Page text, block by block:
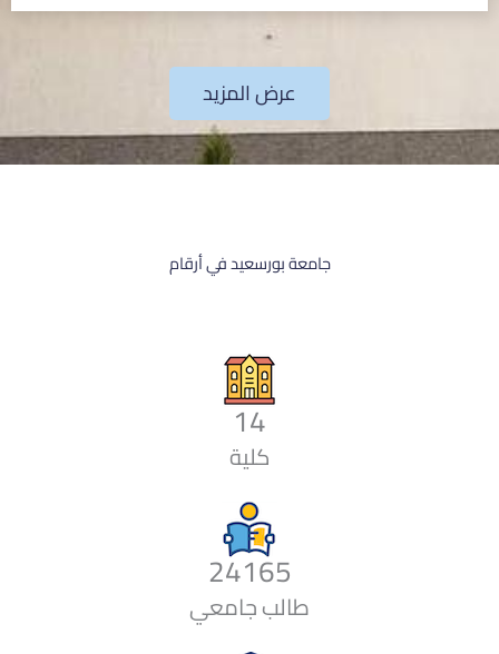
عرض المزيد
جامعة بورسعيد في أرقام
14
كلية
24165
طالب جامعي